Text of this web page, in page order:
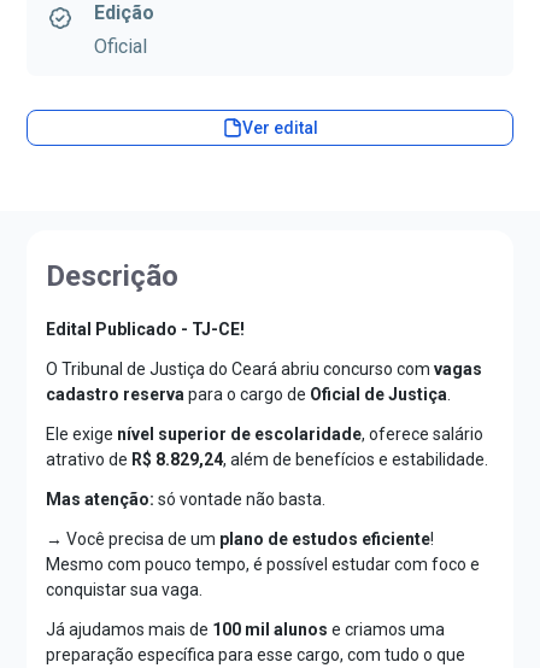
Edição
Oficial
Ver edital
Descrição
Edital Publicado - TJ-CE!
O Tribunal de Justiça do Ceará abriu concurso comvagas
cadastro reserva para o cargo de Oficial de Justiça
Ele exige nível superior de escolaridade, oferece salário
atrativo de R$ 8.829,24, além de benefícios e estabilidade.
Mas atenção:só vontade não basta.
→ Você precisa de um plano de estudos eficiente!
Mesmo com pouco tempo, é possível estudar com foco e
conquistar sua vaga.
Já ajudamos mais de 100 mil alunos e criamos uma
preparação específica para esse cargo, com tudo o que